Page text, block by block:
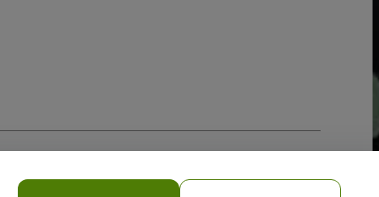
y de laPolítica de Privacidad para Móviles